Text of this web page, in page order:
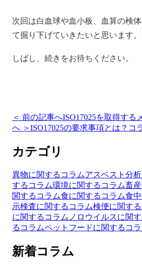
次回は白血球や血小板、血算の検
て掘り下げていきたいと思います。
しばし、続きをお待ちください。
＜ 前の記事へISO17025を取得する
へ ＞ ISO17025の要求事項とは？ コ
カテゴリ
異物に関するコラムアスベスト分
するコラム環境に関するコラム畜
関するコラム食に関するコラム食
示検査に関するコラム検便に関す
に関するコラム ノロウイルスに関
るコラムペットフードに関するコラ
新着コラム